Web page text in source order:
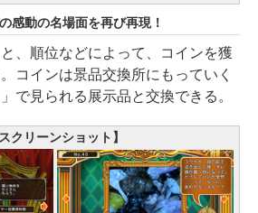
感動の名場面を再び再現！
、順位などによって、コインを獲
コインは景品交換所にもっていく
で見られる展示品と交換できる。
スクリーンショット】